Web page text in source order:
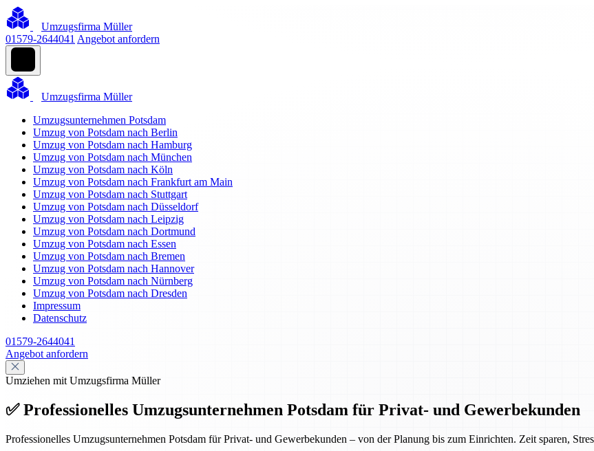
Umzugsfirma Müller
01579-2644041 Angebot anfordern
Umzugsfirma Müller
Umzugsunternehmen Potsdam
Umzug von Potsdam nach Berlin
Umzug von Potsdam nach Hamburg
Umzug von Potsdam nach München
Umzug von Potsdam nach Köln
Umzug von Potsdam nach Frankfurt am Main
Umzug von Potsdam nach Stuttgart
Umzug von Potsdam nach Düsseldorf
Umzug von Potsdam nach Leipzig
Umzug von Potsdam nach Dortmund
Umzug von Potsdam nach Essen
Umzug von Potsdam nach Bremen
Umzug von Potsdam nach Hannover
Umzug von Potsdam nach Nürnberg
Umzug von Potsdam nach Dresden
Impressum
Datenschutz
01579-2644041
Angebot anfordern
Umziehen mit Umzugsfirma Müller
✅ Professionelles Umzugsunternehmen Potsdam für Privat- und Gewerbekunden
Professionelles Umzugsunternehmen Potsdam für Privat- und Gewerbekunden – von der Planung bis zum Einrichten. Zeit sparen,